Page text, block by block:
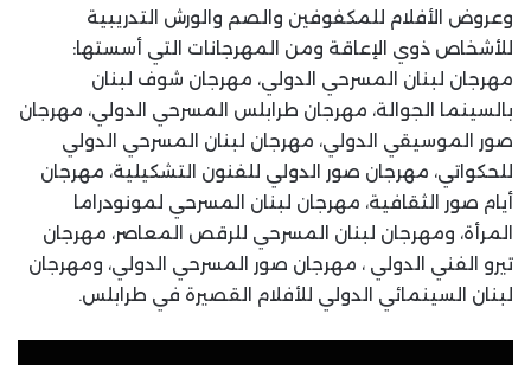
وعروض الأفلام للمكفوفين والصم والورش التدريبية
للأشخاص ذوي الإعاقة ومن المهرجانات التي أسستها:
مهرجان لبنان المسرحي الدولي، مهرجان شوف لبنان
بالسينما الجوالة، مهرجان طرابلس المسرحي الدولي، مهرجان
صور الموسيقي الدولي، مهرجان لبنان المسرحي الدولي
للحكواتي، مهرجان صور الدولي للفنون التشكيلية، مهرجان
أيام صور الثقافية، مهرجان لبنان المسرحي لمونودراما
المرأة، ومهرجان لبنان المسرحي للرقص المعاصر، مهرجان
تيرو الفني الدولي ، مهرجان صور المسرحي الدولي، ومهرجان
لبنان السينمائي الدولي للأفلام القصيرة في طرابلس.